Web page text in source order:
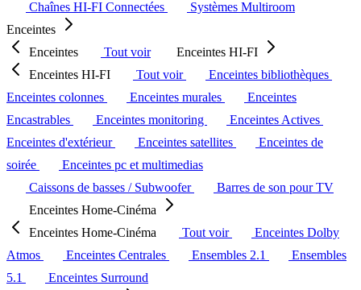
Chaînes HI-FI Connectées
Systèmes Multiroom
Enceintes
Enceintes
Tout voir
Enceintes HI-FI
Enceintes HI-FI
Tout voir
Enceintes bibliothèques
Enceintes colonnes
Enceintes murales
Enceintes
Encastrables
Enceintes monitoring
Enceintes Actives
Enceintes d'extérieur
Enceintes satellites
Enceintes de
soirée
Enceintes pc et multimedias
Caissons de basses / Subwoofer
Barres de son pour TV
Enceintes Home-Cinéma
Enceintes Home-Cinéma
Tout voir
Enceintes Dolby
Atmos
Enceintes Centrales Ensembles 2.1
Ensembles
5.1
Enceintes Surround